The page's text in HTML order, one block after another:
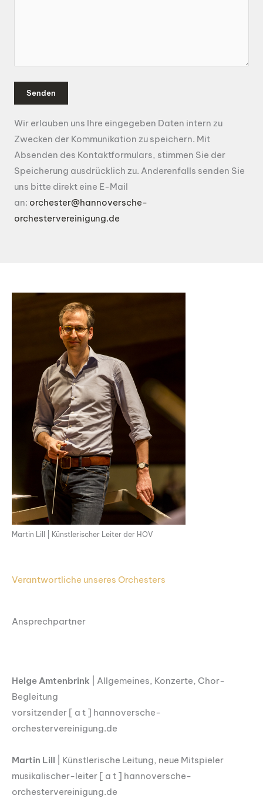
Bitte lasse dieses Feld leer.
Bitte lasse dieses Feld leer.
Wir erlauben uns Ihre eingegeben Daten intern zu
Zwecken der Kommunikation zu speichern. Mit
Absenden des Kontaktformulars, stimmen Sie der
Speicherung ausdrücklich zu. Anderenfalls senden Sie
uns bitte direkt eine E-Mail
an: orchester@hannoversche-
orchestervereinigung.de
Martin Lill | Künstlerischer Leiter der HOV
Verantwortliche unseres Orchesters
Ansprechpartner
Helge Amtenbrink | Allgemeines, Konzerte, Chor-
Begleitung
vorsitzender [ a t ] hannoversche-
orchestervereinigung.de
Martin Lill | Künstlerische Leitung, neue Mitspieler
musikalischer-leiter [ a t ] hannoversche-
orchestervereinigung.de